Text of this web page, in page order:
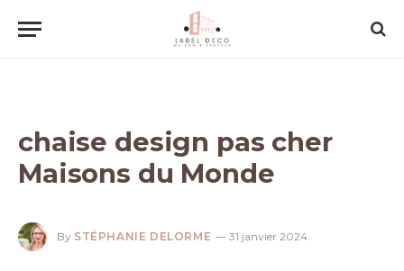
chaise design pas cher
Maisons du Monde
By STÉPHANIE DELORME 31 janvier 2024